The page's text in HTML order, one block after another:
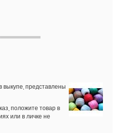
выкупе, представлены
положите товар в
или в личке не